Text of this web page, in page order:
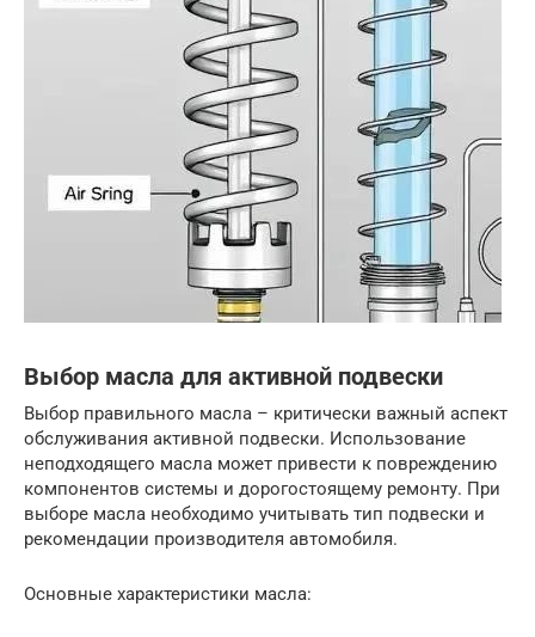
Выбор масла для активной подвески
Выбор правильного масла – критически важный аспект
обслуживания активной подвески. Использование
неподходящего масла может привести к повреждению
компонентов системы и дорогостоящему ремонту. При
выборе масла необходимо учитывать тип подвески и
рекомендации производителя автомобиля.
Основные характеристики масла: